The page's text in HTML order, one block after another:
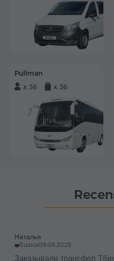
Pullman
x 36
x 36
Наталья
Russia09.06.2025
Заказывали трансфер Тбилиси-